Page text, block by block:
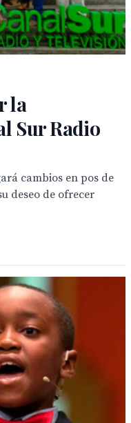
la
Sur Radio
cambios en pos de
deseo de ofrecer